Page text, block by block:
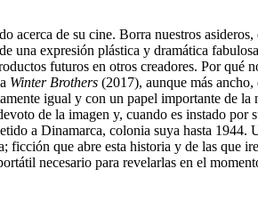
de su cine. Borra nuestros
una expresión plástica y dramática
futuros en otros creadores. Por qué
Winter Brothers(2017), aunque más ancho,
igual y con un papel importante de
de la imagen y, cuando es instado
a Dinamarca, colonia suya hasta
ficción que abre esta historia y de las que
necesario para revelarlas en el